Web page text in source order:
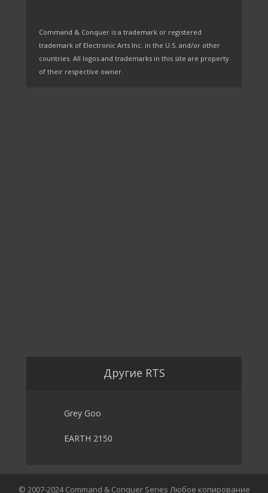
Command & Conquer is a trademark or registered
trademark of Electronic Arts Inc. in the U.S. and/or other
countries. All logos and trademarks in this site are property
of their respective owner.
Другие RTS
Grey Goo
EARTH 2150
© 2007-2024 Command & Conquer Series Любое копирование